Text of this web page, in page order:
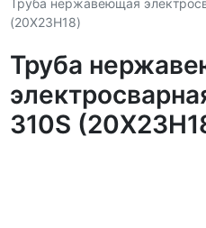
(20Х23Н18)
Труба
310S